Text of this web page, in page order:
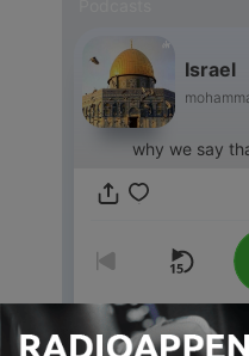
Israel
why we say
00:00